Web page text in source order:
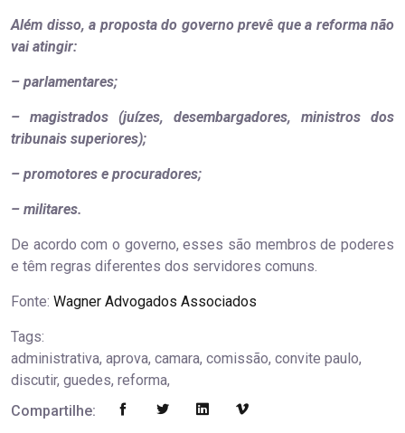
Além disso, a proposta do governo prevê que a reforma não
vai atingir:
– parlamentares;
– magistrados (juízes, desembargadores, ministros dos
tribunais superiores);
– promotores e procuradores;
– militares.
De acordo com o governo, esses são membros de poderes
e têm regras diferentes dos servidores comuns.
Fonte: Wagner Advogados Associados
Tags:
administrativa, aprova, camara, comissão, convite paulo,
discutir, guedes, reforma,
Compartilhe: